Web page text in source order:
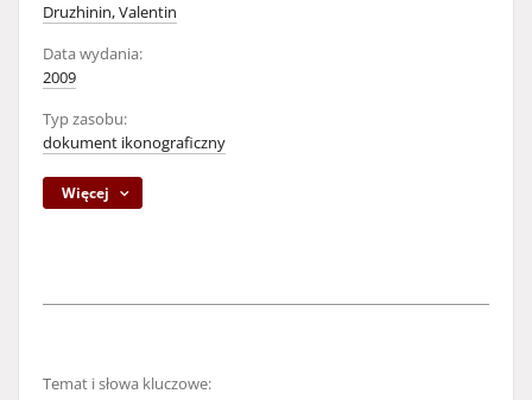
Druzhinin, Valentin
Data wydania:
2009
Typ zasobu:
dokument ikonograficzny
Więcej
Temat i słowa kluczowe: